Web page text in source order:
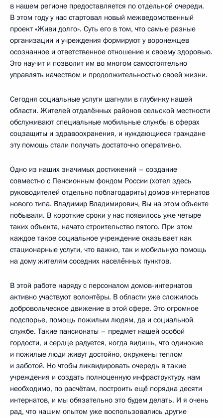
в нашем регионе предоставляется по отдельной очереди.
В этом году у нас стартовал новый межведомственный
проект «Живи долго». Суть его в том, что самые разные
организации и учреждения формируют у воронежцев
осознанное и ответственное отношение к своему здоровью.
Это научит и позволит им во многом самостоятельно
управлять качеством и продолжительностью своей жизни.
Сегодня социальные услуги шагнули в глубинку нашей
области. Жителей отдалённых районов сельской местности
обслуживают специальные мобильные службы в сферах
соцзащиты и здравоохранения, и нуждающиеся граждане
эту помощь стали получать достаточно оперативно.
Одно из наших значимых достижений – создание
совместно с Пенсионным фондом России (хотел здесь
руководителей отдельно поблагодарить) домов-интернатов
нового типа. Владимир Владимирович, Вы на этом объекте
побывали. В короткие сроки у нас появилось уже четыре
таких объекта, начато строительство пятого. При этом
каждое такое социальное учреждение оказывает как
стационарные услуги, что важно, так и мобильную помощь
на дому жителям соседних населённых пунктов.
В этой работе наряду с персоналом домов-интернатов
активно участвуют волонтёры. В области уже сложилось
добровольческое движение в этой сфере. Это огромное
подспорье, помощь пожилым людям, да и социальной
службе. Такие пансионаты – предмет нашей особой
гордости, и сердце радуется, когда видишь, что одинокие
и пожилые люди живут достойно, окружены теплом
и заботой. Но чтобы ликвидировать очередь в такие
учреждения и создать полноценную инфраструктуру, нам
необходимо, по расчётам, построить ещё порядка десяти
интернатов, и мы обязательно это будем делать. И я очень
рад, что нашим опытом уже воспользовались другие